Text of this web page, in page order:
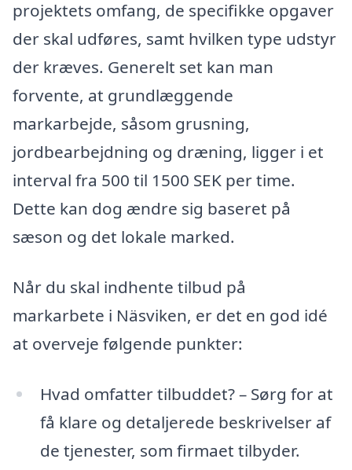
projektets omfang, de specifikke opgaver
der skal udføres, samt hvilken type udstyr
der kræves. Generelt set kan man
forvente, at grundlæggende
markarbejde, såsom grusning,
jordbearbejdning og dræning, ligger i et
interval fra 500 til 1500 SEK per time.
Dette kan dog ændre sig baseret på
sæson og det lokale marked.
Når du skal indhente tilbud på
markarbete i Näsviken, er det en god idé
at overveje følgende punkter:
Hvad omfatter tilbuddet? – Sørg for at
få klare og detaljerede beskrivelser af
de tjenester, som firmaet tilbyder.